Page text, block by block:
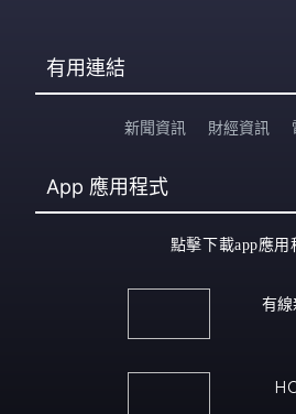
有用連結
新聞資訊 財經資訊
App 應用程式
點擊下載app應用
有線